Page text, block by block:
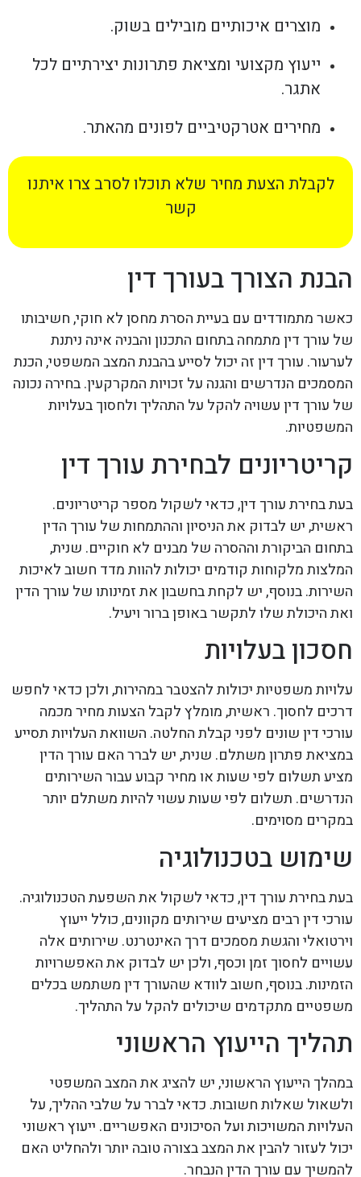
מוצרים איכותיים מובילים בשוק.
ייעוץ מקצועי ומציאת פתרונות יצירתיים לכל
אתגר.
מחירים אטרקטיביים לפונים מהאתר.
לקבלת הצעת מחיר שלא תוכלו לסרב צרו איתנו
קשר
הבנת הצורך בעורך דין
כאשר מתמודדים עם בעיית הסרת מחסן לא חוקי, חשיבותו
של עורך דין מתמחה בתחום התכנון והבניה אינה ניתנת
לערעור. עורך דין זה יכול לסייע בהבנת המצב המשפטי, הכנת
המסמכים הנדרשים והגנה על זכויות המקרקעין. בחירה נכונה
של עורך דין עשויה להקל על התהליך ולחסוך בעלויות
המשפטיות.
קריטריונים לבחירת עורך דין
בעת בחירת עורך דין, כדאי לשקול מספר קריטריונים.
ראשית, יש לבדוק את הניסיון וההתמחות של עורך הדין
בתחום הביקורת וההסרה של מבנים לא חוקיים. שנית,
המלצות מלקוחות קודמים יכולות להוות מדד חשוב לאיכות
השירות. בנוסף, יש לקחת בחשבון את זמינותו של עורך הדין
ואת היכולת שלו לתקשר באופן ברור ויעיל.
חסכון בעלויות
עלויות משפטיות יכולות להצטבר במהירות, ולכן כדאי לחפש
דרכים לחסוך. ראשית, מומלץ לקבל הצעות מחיר מכמה
עורכי דין שונים לפני קבלת החלטה. השוואת העלויות תסייע
במציאת פתרון משתלם. שנית, יש לברר האם עורך הדין
מציע תשלום לפי שעות או מחיר קבוע עבור השירותים
הנדרשים. תשלום לפי שעות עשוי להיות משתלם יותר
במקרים מסוימים.
שימוש בטכנולוגיה
בעת בחירת עורך דין, כדאי לשקול את השפעת הטכנולוגיה.
עורכי דין רבים מציעים שירותים מקוונים, כולל ייעוץ
וירטואלי והגשת מסמכים דרך האינטרנט. שירותים אלה
עשויים לחסוך זמן וכסף, ולכן יש לבדוק את האפשרויות
הזמינות. בנוסף, חשוב לוודא שהעורך דין משתמש בכלים
משפטיים מתקדמים שיכולים להקל על התהליך.
תהליך הייעוץ הראשוני
במהלך הייעוץ הראשוני, יש להציג את המצב המשפטי
ולשאול שאלות חשובות. כדאי לברר על שלבי ההליך, על
העלויות המשויכות ועל הסיכונים האפשריים. ייעוץ ראשוני
יכול לעזור להבין את המצב בצורה טובה יותר ולהחליט האם
להמשיך עם עורך הדין הנבחר.